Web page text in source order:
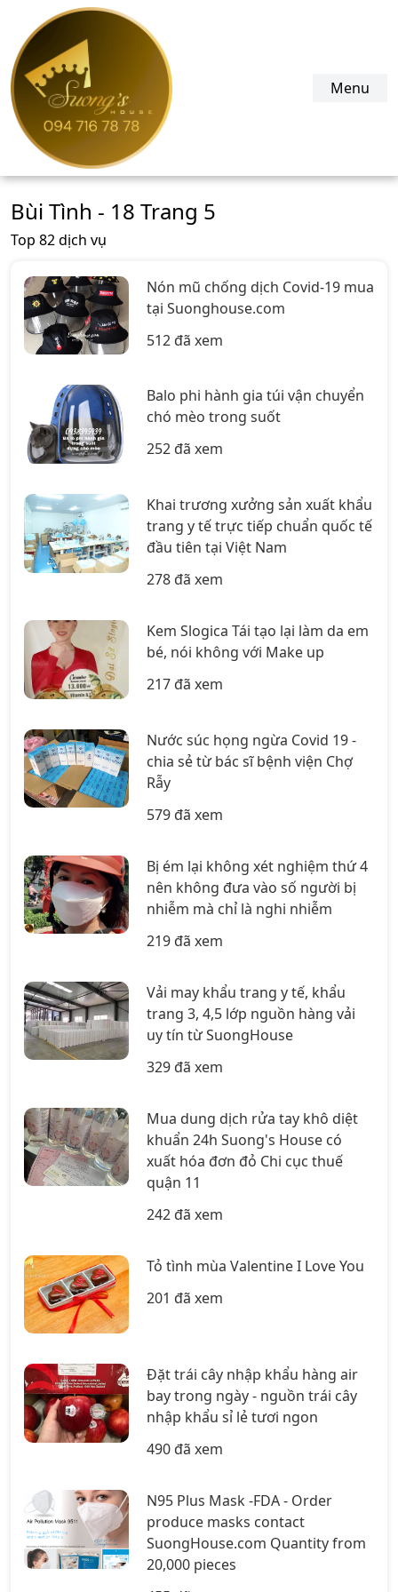
suonghouse.com
Menu
Bùi Tình - 18 Trang 5
Top 82 dịch vụ
Nón mũ chống dịch Covid-19 mua
tại Suonghouse.com
512 đã xem
Balo phi hành gia túi vận chuyển
chó mèo trong suốt
252 đã xem
Khai trương xưởng sản xuất khẩu
trang y tế trực tiếp chuẩn quốc tế
đầu tiên tại Việt Nam
278 đã xem
Kem Slogica Tái tạo lại làm da em
bé, nói không với Make up
217 đã xem
Nước súc họng ngừa Covid 19 -
chia sẻ từ bác sĩ bệnh viện Chợ
Rẫy
579 đã xem
Bị ém lại không xét nghiệm thứ 4
nên không đưa vào số người bị
nhiễm mà chỉ là nghi nhiễm
219 đã xem
Vải may khẩu trang y tế, khẩu
trang 3, 4,5 lớp nguồn hàng vải
uy tín từ SuongHouse
329 đã xem
Mua dung dịch rửa tay khô diệt
khuẩn 24h Suong's House có
xuất hóa đơn đỏ Chi cục thuế
quận 11
242 đã xem
Tỏ tình mùa Valentine I Love You
201 đã xem
Đặt trái cây nhập khẩu hàng air
bay trong ngày - nguồn trái cây
nhập khẩu sỉ lẻ tươi ngon
490 đã xem
N95 Plus Mask -FDA - Order
produce masks contact
SuongHouse.com Quantity from
20,000 pieces